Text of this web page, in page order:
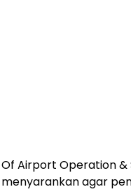
Airport Operation &
agar